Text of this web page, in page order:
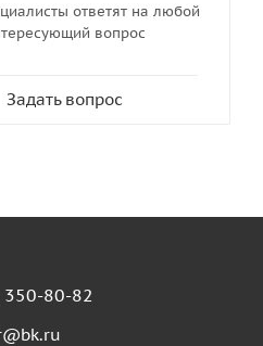
ответят на любой
вопрос
Задать вопрос
350-80-82